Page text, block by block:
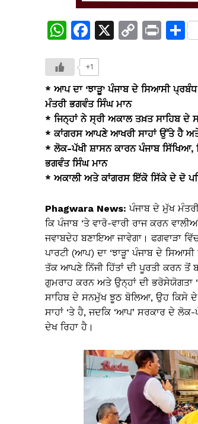
W
at
s
A
p
p
F
c
e
b
o
o
k
X
C
y
n
k
Pr S
e
+1
* ਆਪ ਦਾ ‘ਝਾੜੂ’ ਪੰਜਾਬ ਦੇ ਸਿਆਸੀ
ਮੰਤਰੀ ਭਗਵੰਤ ਸਿੰਘ ਮਾਨ
* ਜਿਨ੍ਹਾਂ ਨੇ ਸ੍ਰੀ ਅਕਾਲ ਤਖ਼ਤ ਸਾਹਿਬ
* ਕਾਂਗਰਸ ਆਪਣੇ ਆਖਰੀ ਸਾਹਾਂ ਉੱਤੇ ਹੈ
* ਲੋਕ-ਪੱਖੀ ਸ਼ਾਸਨ ਕਾਰਨ ਪੰਜਾਬ ਸਿੱਖਿਆ,
ਭਗਵੰਤ ਸਿੰਘ ਮਾਨ
* ਅਕਾਲੀ ਅਤੇ ਕਾਂਗਰਸ ਇੱਕੋ ਸਿੱਕੇ ਦੇ ਦੋ
Phagwara News: ਪੰਜਾਬ ਦੇ ਮੁੱਖ
ਕਿ ਪੰਜਾਬ ‘ਤੇ ਵਾਰੋ-ਵਾਰੀ ਰਾਜ ਕਰਨ
ਜਵਾਬਦੇਹ ਬਣਾਇਆ ਜਾਵੇਗਾ। ਫਗਵਾੜਾ
ਪਾਰਟੀ (ਆਪ) ਦਾ ‘ਝਾੜੂ’ ਪੰਜਾਬ ਦੇ
ਤੱਕ ਆਪਣੇ ਨਿੱਜੀ ਹਿੱਤਾਂ ਦੀ ਪੂਰਤੀ ਕਰਨ
ਗੁਮਰਾਹ ਕਰਨ ਅਤੇ ਉਨ੍ਹਾਂ ਦੀ ਭਰੋਸੇਯੋਗਤਾ
ਸਾਹਿਬ ਦੇ ਸਨਮੁੱਖ ਝੂਠ ਬੋਲਿਆ, ਉਹ ਕਿਸੇ
ਸਾਹਾਂ ‘ਤੇ ਹੈ, ਜਦਕਿ ‘ਆਪ’ ਸਰਕਾਰ ਦੇ
ਦੇਖ ਰਿਹਾ ਹੈ।